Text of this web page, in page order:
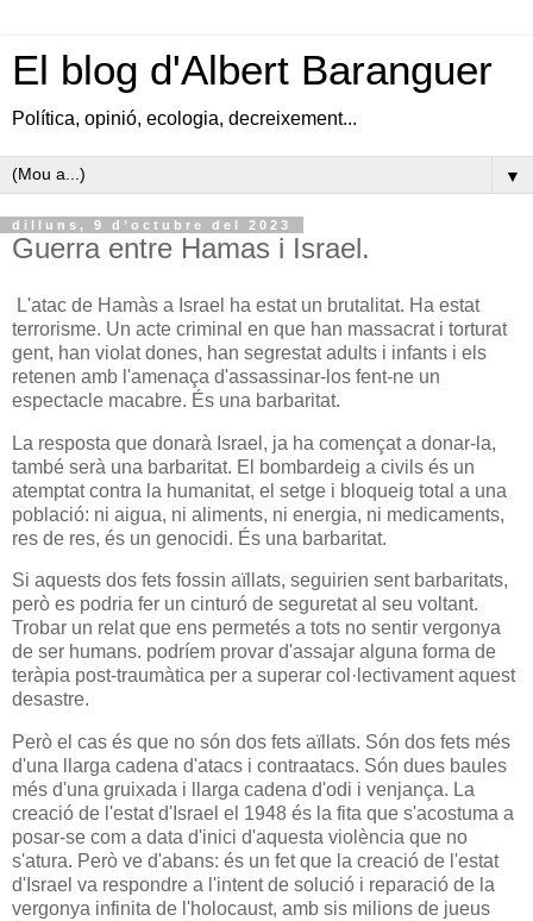
El blog d'Albert Baranguer
Política, opinió, ecologia, decreixement...
▼
dilluns, 9 d’octubre del 2023
Guerra entre Hamas i Israel.
L'atac de Hamàs a Israel ha estat un brutalitat. Ha estat
terrorisme. Un acte criminal en que han massacrat i torturat
gent, han violat dones, han segrestat adults i infants i els
retenen amb l'amenaça d'assassinar-los fent-ne un
espectacle macabre. És una barbaritat.
La resposta que donarà Israel, ja ha començat a donar-la,
també serà una barbaritat. El bombardeig a civils és un
atemptat contra la humanitat, el setge i bloqueig total a una
població: ni aigua, ni aliments, ni energia, ni medicaments,
res de res, és un genocidi. És una barbaritat.
Si aquests dos fets fossin aïllats, seguirien sent barbaritats,
però es podria fer un cinturó de seguretat al seu voltant.
Trobar un relat que ens permetés a tots no sentir vergonya
de ser humans. podríem provar d'assajar alguna forma de
teràpia post-traumàtica per a superar col·lectivament aquest
desastre.
Però el cas és que no són dos fets aïllats. Són dos fets més
d'una llarga cadena d'atacs i contraatacs. Són dues baules
més d'una gruixada i llarga cadena d'odi i venjança. La
creació de l'estat d'Israel el 1948 és la fita que s'acostuma a
posar-se com a data d'inici d'aquesta violència que no
s'atura. Però ve d'abans: és un fet que la creació de l'estat
d'Israel va respondre a l'intent de solució i reparació de la
vergonya infinita de l'holocaust, amb sis milions de jueus